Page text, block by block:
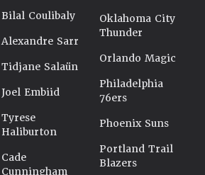
Bilal Coulibaly
Alexandre Sarr
Tidjane Salaün
Joel Embiid
Tyrese
Haliburton
Cade
Cunningham
Oklahoma City
Thunder
Orlando Magic
Philadelphia
76ers
Phoenix Suns
Portland Trail
Blazers